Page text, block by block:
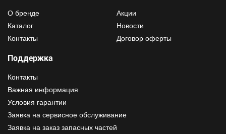
О бренде
Каталог
Контакты
Акции
Новости
Договор оферты
Поддержка
Контакты
Важная информация
Условия гарантии
Заявка на сервисное обслуживание
Заявка на заказ запасных частей